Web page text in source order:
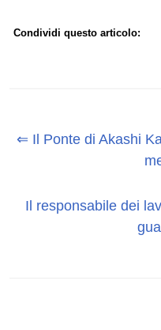
Condividi questo articolo:
⇐ Il Ponte di Akashi
Il responsabile dei